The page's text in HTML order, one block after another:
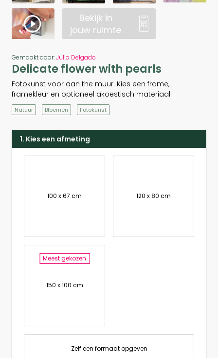
Bekijk in
jouw ruimte
Gemaakt door:Julia Delgado
Delicate flower with pearls
Fotokunst voor aan the muur. Kies een frame,
framekleur en optioneel akoestisch materiaal.
Natuur Bloemen Fotokunst
1. Kies een afmeting
100 x 67 cm 120 x 80 cm
Meest gekozen
150 x 100 cm
Zelf een formaat opgeven